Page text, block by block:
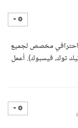
احترافي مخصص لجميع
توك، فيسبوك). أعمل